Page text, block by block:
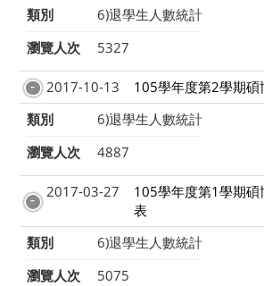
類別
6)退學生人數統計
瀏覽人次
5327
2017-10-13
105學年度第2學期碩
類別
6)退學生人數統計
瀏覽人次
4887
2017-03-27
105學年度第1學期碩
表
類別
6)退學生人數統計
瀏覽人次
5075